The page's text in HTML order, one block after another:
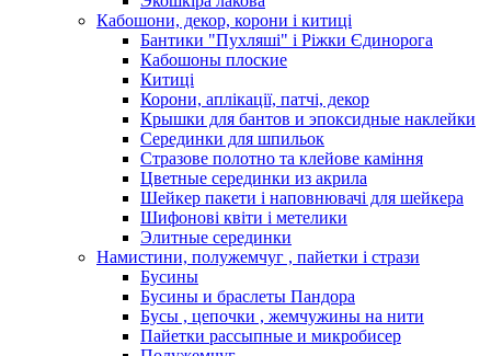
Кабошони, декор, корони і китиці
Бантики "Пухляші" і Ріжки Єдинорога
Кабошоны плоские
Китиці
Корони, аплікації, патчі, декор
Крышки для бантов и эпоксидные наклейки
Серединки для шпильок
Стразове полотно та клейове каміння
Цветные серединки из акрила
Шейкер пакети і наповнювачі для шейкера
Шифонові квіти і метелики
Элитные серединки
Намистини, полужемчуг , пайетки і стрази
Бусины
Бусины и браслеты Пандора
Бусы , цепочки , жемчужины на нити
Пайетки рассыпные и микробисер